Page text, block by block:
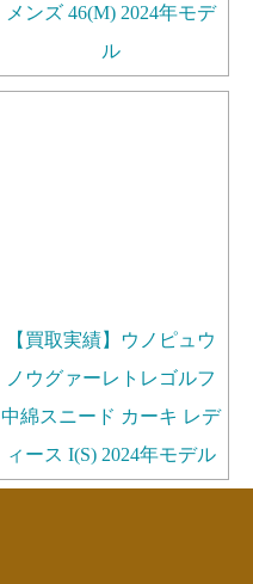
メンズ 46(M) 2024年モデ
ル
【買取実績】ウノピュウ
ノウグァーレトレゴルフ
中綿スニード カーキ レデ
ィース I(S) 2024年モデル